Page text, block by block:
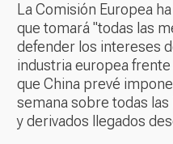
La Comisión Europea
que tomará "todas las
defender los intereses
industria europea
que China prevé
semana sobre todas
y derivados llegados